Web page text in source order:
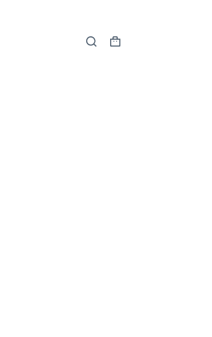
Carro